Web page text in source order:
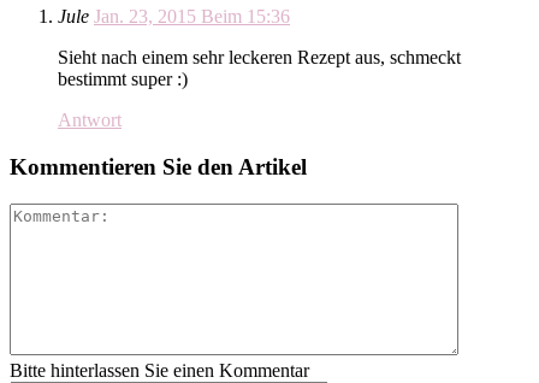
Jule Jan. 23, 2015 Beim 15:36
Sieht nach einem sehr leckeren Rezept aus, schmeckt
bestimmt super :)
Antwort
Kommentieren Sie den Artikel
Bitte hinterlassen Sie einen Kommentar